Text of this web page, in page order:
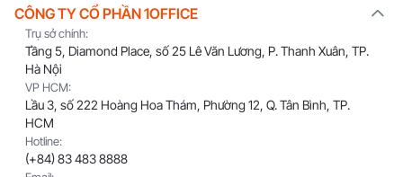
CÔNG TY CỔ PHẦN 1OFFICE
Trụ sở chính:
Tầng 5, Diamond Place, số 25 Lê Văn Lương, P. Thanh Xuân, TP.
Hà Nội
VP HCM:
Lầu 3, số 222 Hoàng Hoa Thám, Phường 12, Q. Tân Bình, TP.
HCM
Hotline:
(+84) 83 483 8888